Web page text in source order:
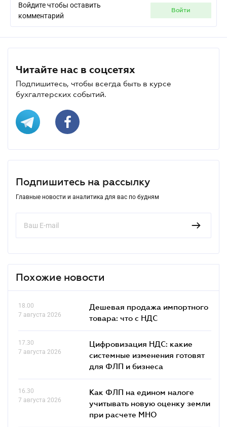
Войдите чтобы оставить
комментарий
войти
Читайте нас в соцсетях
Подпишитесь, чтобы всегда быть в курсе
бухгалтерских событий.
Подпишитесь на рассылку
Главные новости и аналитика для вас по будням
Похожие новости
18.00
7 августа 2026
Дешевая продажа импортного
товара: что c НДС
17.30
7 августа 2026
Цифровизация НДС: какие
системные изменения готовят
для ФЛП и бизнеса
16.30
7 августа 2026
Как ФЛП на едином налоге
учитывать новую оценку земли
при расчете МНО